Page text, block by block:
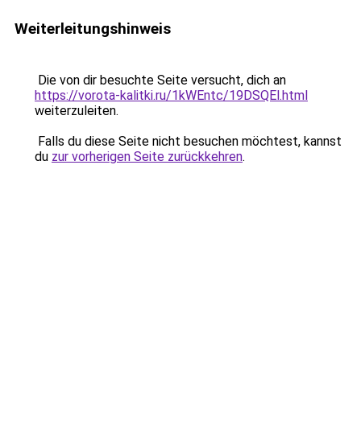
Weiterleitungshinweis
Die von dir besuchte Seite versucht, dich an
https://vorota-kalitki.ru/1kWEntc/19DSQEl.html
weiterzuleiten.
Falls du diese Seite nicht besuchen möchtest, kannst
du zur vorherigen Seite zurückkehren.